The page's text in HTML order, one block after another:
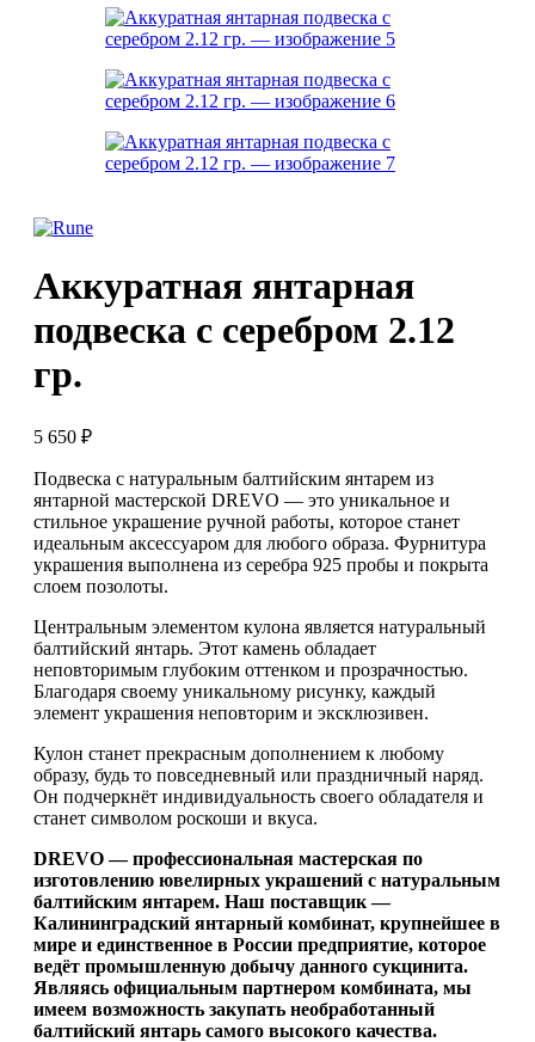
Аккуратная янтарная
подвеска с серебром 2.12
гр.
5 650 ₽
Подвеска с натуральным балтийским янтарем из
янтарной мастерской DREVO — это уникальное и
стильное украшение ручной работы, которое станет
идеальным аксессуаром для любого образа. Фурнитура
украшения выполнена из серебра 925 пробы и покрыта
слоем позолоты.
Центральным элементом кулона является натуральный
балтийский янтарь. Этот камень обладает
неповторимым глубоким оттенком и прозрачностью.
Благодаря своему уникальному рисунку, каждый
элемент украшения неповторим и эксклюзивен.
Кулон станет прекрасным дополнением к любому
образу, будь то повседневный или праздничный наряд.
Он подчеркнёт индивидуальность своего обладателя и
станет символом роскоши и вкуса.
DREVO — профессиональная мастерская по
изготовлению ювелирных украшений с натуральным
балтийским янтарем. Наш поставщик —
Калининградский янтарный комбинат, крупнейшее в
мире и единственное в России предприятие, которое
ведёт промышленную добычу данного сукцинита.
Являясь официальным партнером комбината, мы
имеем возможность закупать необработанный
балтийский янтарь самого высокого качества.